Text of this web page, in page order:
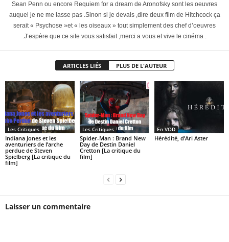
Sean Penn ou encore Requiem for a dream de Aronofsky sont les oeuvres
auquel je ne me lasse pas .Sinon si je devais ,dire deux film de Hitchcock ça
serait « Psychose »et « les oiseaux » tout simplement des chef d’oeuvres
.J’espère que ce site vous satisfait ,merci a vous et vive le cinéma .
ARTICLES LIÉS PLUS DE L'AUTEUR
Les Critiques
Indiana Jones et les
aventuriers de l’arche
perdue de Steven
Spielberg [La critique du
film]
Les Critiques
Spider-Man : Brand New
Day de Destin Daniel
Cretton [La critique du
film]
En VOD
Hérédité, d’Ari Aster
Laisser un commentaire